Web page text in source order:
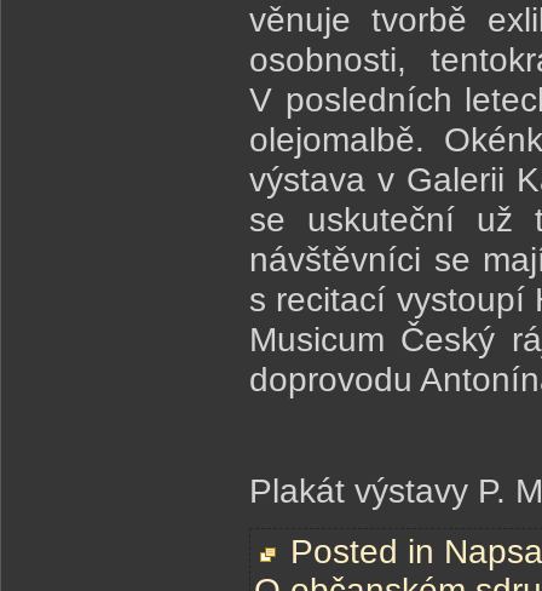
věnuje tvorbě
osobnosti,
V posledních
olejomalbě.
výstava v Galerii
se uskuteční už
návštěvníci se
s recitací vystoupí
Musicum Český
doprovodu
Plakát výstavy P.
Posted in